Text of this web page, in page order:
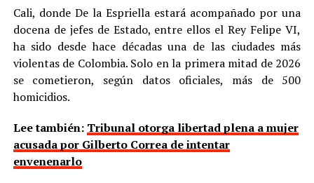
Cali, donde De la Espriella estará acompañado por una
docena de jefes de Estado, entre ellos el Rey Felipe VI,
ha sido desde hace décadas una de las ciudades más
violentas de Colombia. Solo en la primera mitad de 2026
se cometieron, según datos oficiales, más de 500
homicidios.
Lee también: Tribunal otorga libertad plena a mujer
acusada por Gilberto Correa de intentar
envenenarlo